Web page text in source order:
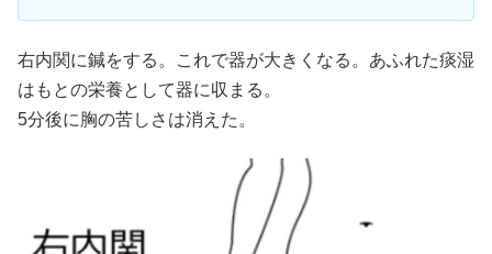
右内関に鍼をする。これで器が大きくなる。あふれた痰湿
はもとの栄養として器に収まる。
5分後に胸の苦しさは消えた。